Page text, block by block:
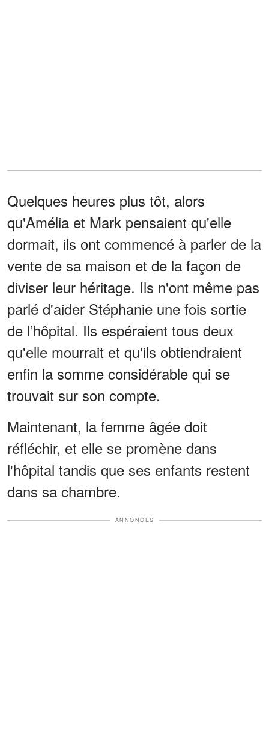
Quelques heures plus tôt, alors
qu'Amélia et Mark pensaient qu'elle
dormait, ils ont commencé à parler de la
vente de sa maison et de la façon de
diviser leur héritage. Ils n'ont même pas
parlé d'aider Stéphanie une fois sortie
de l’hôpital. Ils espéraient tous deux
qu'elle mourrait et qu'ils obtiendraient
enfin la somme considérable qui se
trouvait sur son compte.
Maintenant, la femme âgée doit
réfléchir, et elle se promène dans
l'hôpital tandis que ses enfants restent
dans sa chambre.
ANNONCES